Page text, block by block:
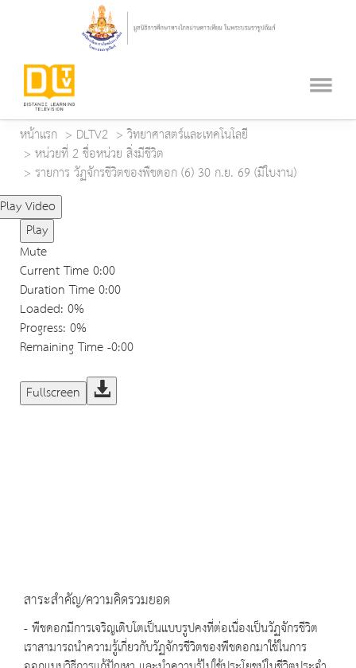
หน้าแรก DLTV2
วิทยาศาสตร์และเทคโนโลยี
หน่วยที่ 2 ชื่อหน่วย สิ่งมีชีวิต
รายการ วัฏจักรชีวิตของพืชดอก (6) 30 ก.ย. 69 (มีใบงาน)
Play Video
Play
Mute
Current Time0:00
Duration Time0:00
Loaded: 0%
Progress: 0%
Remaining Time-0:00
Fullscreen
สาระสำคัญ/ความคิดรวมยอด
- พืชดอกมีการเจริญเติบโตเป็นแบบรูปคงที่ต่อเนื่องเป็นวัฏจักรชีวิต
เราสามารถนำความรู้เกี่ยวกับวัฏจักรชีวิตของพืชดอกมาใช้ในการ